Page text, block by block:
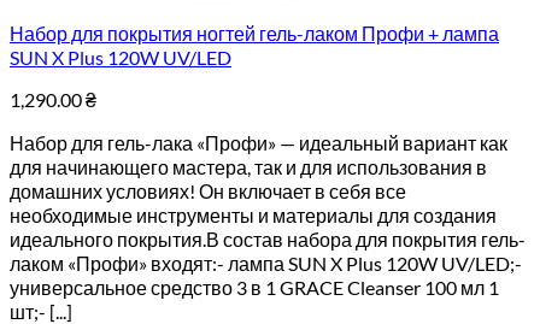
Набор для покрытия ногтей гель-лаком Профи + лампа
SUN X Plus 120W UV/LED
1,290.00₴
Набор для гель-лака «Профи» — идеальный вариант как
для начинающего мастера, так и для использования в
домашних условиях! Он включает в себя все
необходимые инструменты и материалы для создания
идеального покрытия.В состав набора для покрытия гель-
лаком «Профи» входят:- лампа SUN X Plus 120W UV/LED;-
универсальное средство 3 в 1 GRACE Cleanser 100 мл 1
шт;- [...]